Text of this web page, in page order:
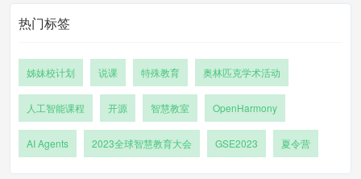
热门标签
姊妹校计划 说课 特殊教育 奥林匹克学术活动
人工智能课程 开源 智慧教室 OpenHarmony
AI Agents 2023全球智慧教育大会 GSE2023 夏令营